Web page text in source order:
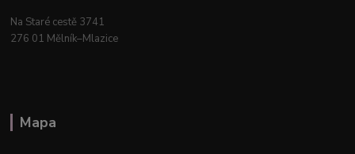
Na Staré cestě 3741
276 01 Mělník–Mlazice
Mapa